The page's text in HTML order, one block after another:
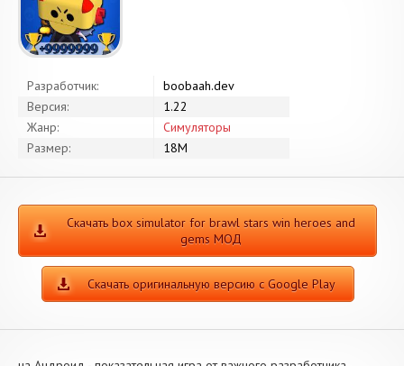
Разработчик:
boobaah.dev
Версия:
1.22
Жанр:
Симуляторы
Размер:
18M
Скачать box simulator for brawl stars win heroes and
gems МОД
Скачать оригинальную версию с Google Play